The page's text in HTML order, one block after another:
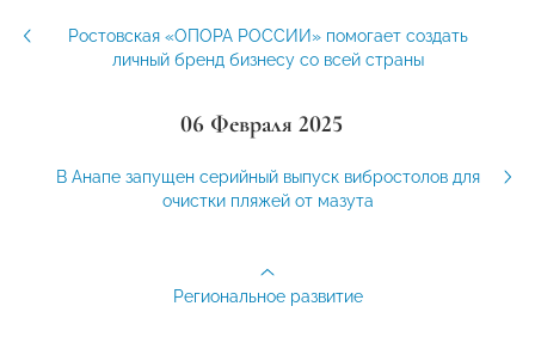
Ростовская «ОПОРА РОССИИ» помогает создать
личный бренд бизнесу со всей страны
06 Февраля 2025
В Анапе запущен серийный выпуск вибростолов для
очистки пляжей от мазута
Региональное развитие